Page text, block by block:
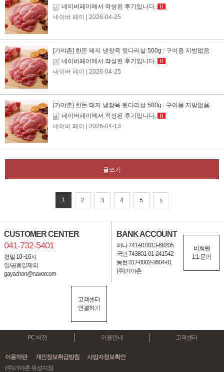
네이버페이에서 작성된 후기입니다. H
네이버 페이 | 2026-04-25
[가야촌] 한돈 돼지 냉장육 뒷다리살 500g : 구이용 지방없음
네이버페이에서 작성된 후기입니다. H
네이버 페이 | 2026-04-25
[가야촌] 한돈 돼지 냉장육 뒷다리살 500g : 구이용 지방없음
네이버페이에서 작성된 후기입니다. H
네이버 페이 | 2026-04-13
글쓰기
1 2 3 4 5
CUSTOMER CENTER
041-732-5401
평일 10~16시
일/공휴일제외
gayachon@naver.com
고객센터
연결하기
BANK ACCOUNT
하나 741-910013-68205
국민 743801-01-241542
농협 317-0002-3604-81
(주)가야촌
비회원
1:1 문의
PC 버전 이용안내 고객센터
이용약관 개인정보취급방침
사업자정보확인
(주)가야촌 유성지점